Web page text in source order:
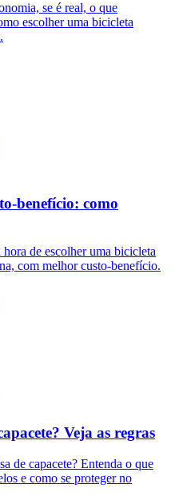
se é real, o que
escolher uma bicicleta
benefício: como
de escolher uma bicicleta
com melhor custo-benefício.
Veja as regras
de capacete? Entenda o que
e como se proteger no